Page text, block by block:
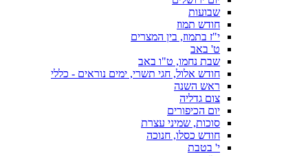
שבועות
חודש תמוז
י"ז בתמוז, בין המצרים
ט' באב
שבת נחמו, ט"ו באב
חודש אלול, חגי תשרי, ימים נוראים - כללי
ראש השנה
צום גדליה
יום הכיפורים
סוכות, שמיני עצרת
חודש כסלו, חנוכה
י' בטבת